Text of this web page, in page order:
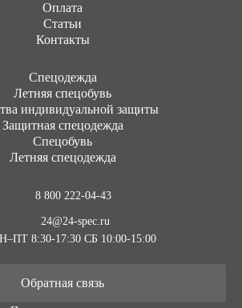
Оплата
Статьи
Контакты
Cпецодежда
Летняя спецобувь
индивидуальной защиты
Защитная спецодежда
Спецобувь
Летняя спецодежда
8 800 222-04-43
24@24-spec.ru
8:30-17:30 СБ 10:00-15:00
Обратная связь